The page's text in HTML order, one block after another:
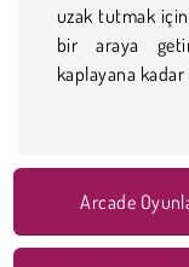
uzak tutmak
bir araya
kaplayana
Arcade